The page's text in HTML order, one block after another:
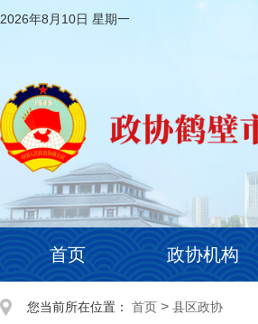
2026年8月10日 星期一
首页 政协机构
您当前所在位置： 首页 > 县区政协